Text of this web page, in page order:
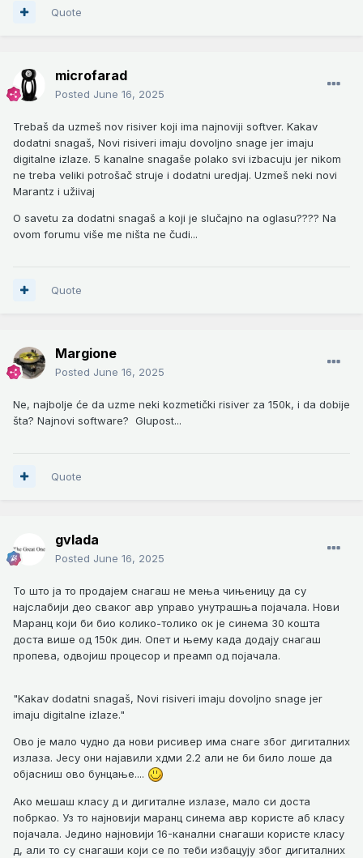
Quote
microfarad
Posted June 16, 2025
Trebaš da uzmeš nov risiver koji ima najnoviji softver. Kakav
dodatni snagaš, Novi risiveri imaju dovoljno snage jer imaju
digitalne izlaze. 5 kanalne snagaše polako svi izbacuju jer nikom
ne treba veliki potrošač struje i dodatni uredjaj. Uzmeš neki novi
Marantz i užiivaj
O savetu za dodatni snagaš a koji je slučajno na oglasu???? Na
ovom forumu više me ništa ne čudi...
Quote
Margione
Posted June 16, 2025
Ne, najbolje će da uzme neki kozmetički risiver za 150k, i da dobije
šta? Najnovi software? Glupost...
Quote
gvlada
Posted June 16, 2025
То што ја то продајем снагаш не мења чињеницу да су
најслабији део сваког авр управо унутрашња појачала. Нови
Маранц који би био колико-толико ок је синема 30 кошта
доста више од 150к дин. Опет и њему када додају снагаш
пропева, одвојиш процесор и преамп од појачала.
"Kakav dodatni snagaš, Novi risiveri imaju dovoljno snage jer
imaju digitalne izlaze."
Ово је мало чудно да нови рисивер има снаге због дигиталних
излаза. Јесу они најавили хдми 2.2 али не би било лоше да
објасниш ово бунцање....
Ако мешаш класу д и дигиталне излазе, мало си доста
побркао. Уз то најновији маранц синема авр користе аб класу
појачала. Једино најновији 16-канални снагаши користе класу
д, али то су снагаши који се по теби избацују због дигиталних